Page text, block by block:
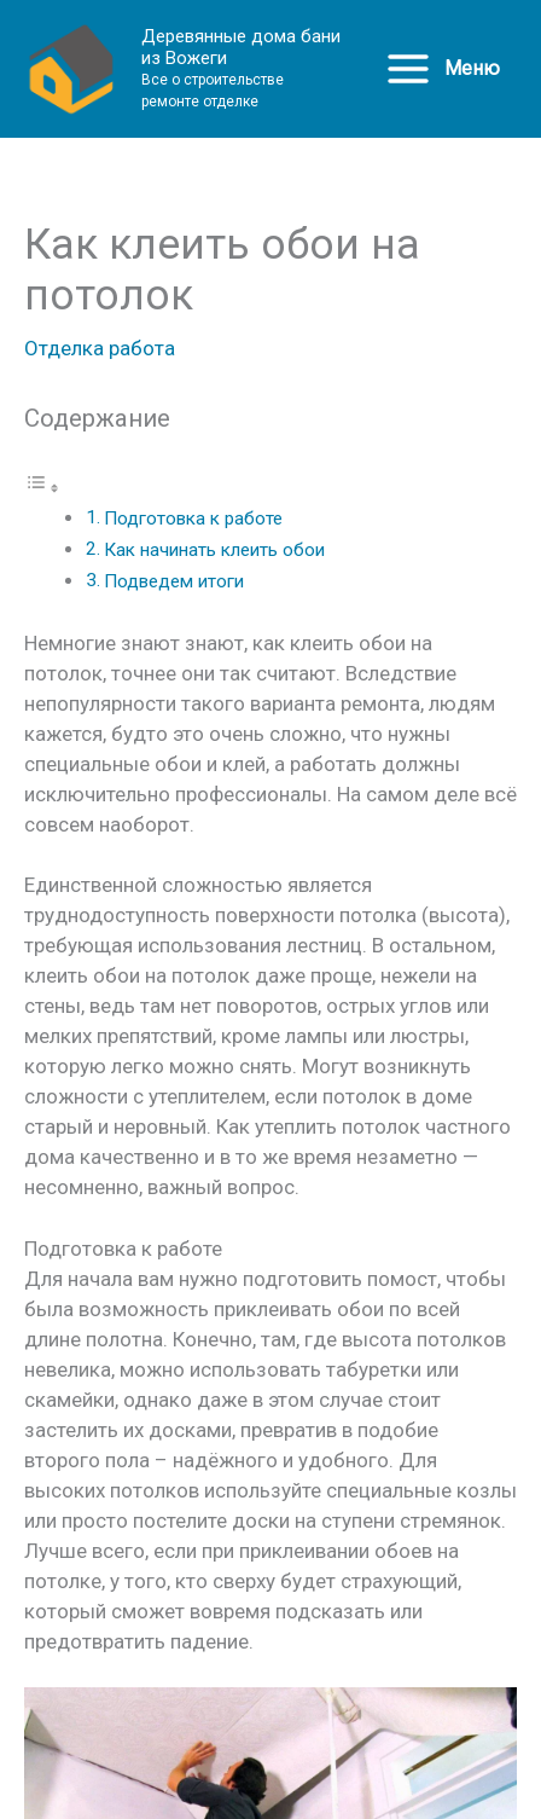
Деревянные дома бани
из Вожеги
Все о строительстве
ремонте отделке
Меню
Как клеить обои на
потолок
Отделка работа
Содержание
Подготовка к работе
Как начинать клеить обои
Подведем итоги
Немногие знают знают, как клеить обои на
потолок, точнее они так считают. Вследствие
непопулярности такого варианта ремонта, людям
кажется, будто это очень сложно, что нужны
специальные обои и клей, а работать должны
исключительно профессионалы. На самом деле всё
совсем наоборот.
Единственной сложностью является
труднодоступность поверхности потолка (высота),
требующая использования лестниц. В остальном,
клеить обои на потолок даже проще, нежели на
стены, ведь там нет поворотов, острых углов или
мелких препятствий, кроме лампы или люстры,
которую легко можно снять. Могут возникнуть
сложности с утеплителем, если потолок в доме
старый и неровный. Как утеплить потолок частного
дома качественно и в то же время незаметно —
несомненно, важный вопрос.
Подготовка к работе
Для начала вам нужно подготовить помост, чтобы
была возможность приклеивать обои по всей
длине полотна. Конечно, там, где высота потолков
невелика, можно использовать табуретки или
скамейки, однако даже в этом случае стоит
застелить их досками, превратив в подобие
второго пола – надёжного и удобного. Для
высоких потолков используйте специальные козлы
или просто постелите доски на ступени стремянок.
Лучше всего, если при приклеивании обоев на
потолке, у того, кто сверху будет страхующий,
который сможет вовремя подсказать или
предотвратить падение.